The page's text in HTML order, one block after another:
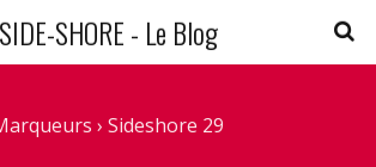
SIDE-SHORE - Le Blog
› Sideshore 29